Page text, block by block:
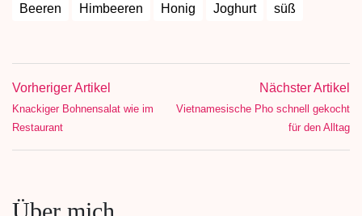
Beeren Himbeeren Honig Joghurt süß
Vorheriger Artikel
Knackiger Bohnensalat wie im
Restaurant
Nächster Artikel
Vietnamesische Pho schnell gekocht
für den Alltag
Über mich